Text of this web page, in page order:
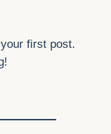
first post.